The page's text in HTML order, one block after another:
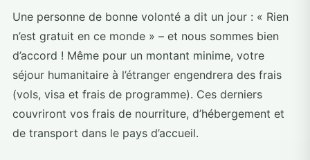
Une personne de bonne volonté a dit un jour : « Rien
n’est gratuit en ce monde » – et nous sommes bien
d’accord ! Même pour un montant minime, votre
séjour humanitaire à l’étranger engendrera des frais
(vols, visa et frais de programme). Ces derniers
couvriront vos frais de nourriture, d’hébergement et
de transport dans le pays d’accueil.